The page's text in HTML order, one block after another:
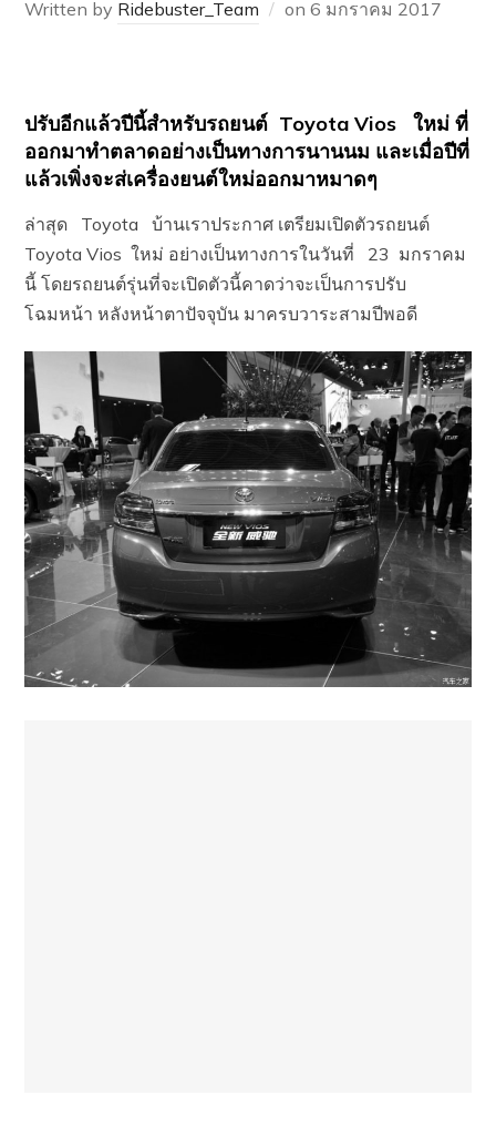
Written by Ridebuster_Team on6 มกราคม 2017
ปรับอีกแล้วปีนี้สำหรับรถยนต์ Toyota Vios ใหม่ ที่
ออกมาทำตลาดอย่างเป็นทางการนานนม และเมื่อปีที่
แล้วเพิ่งจะส่เครื่องยนต์ใหม่ออกมาหมาดๆ
ล่าสุด Toyota บ้านเราประกาศ เตรียมเปิดตัวรถยนต์
Toyota Vios ใหม่ อย่างเป็นทางการในวันที่ 23 มกราคม
นี้ โดยรถยนต์รุ่นที่จะเปิดตัวนี้คาดว่าจะเป็นการปรับ
โฉมหน้า หลังหน้าตาปัจจุบัน มาครบวาระสามปีพอดี